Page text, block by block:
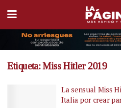
Etiqueta:Miss Hitler 2019
La sensual Miss
Italia por crear